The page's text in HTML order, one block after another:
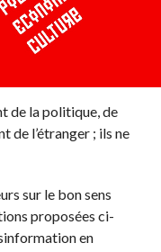
de la politique, de
de l’étranger ; ils ne
sur le bon sens
proposées ci-
en